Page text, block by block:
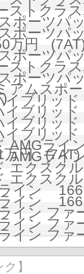
ストク
ポーツ
ポーツ
万円
ポーツ
ストク
ポーツ
アムス
イブリッ
イブリッ
イブリッ
イブリッ
円 (7AT)
AMGラ
AMGラ
エクス
エクス
ライン
ライン
イン フ
イン フ
イン フ
】